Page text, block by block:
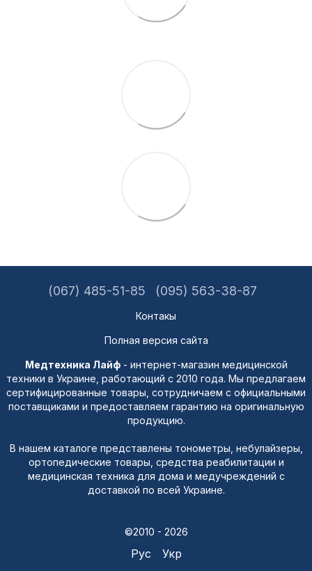
(067) 485-51-85 (095) 563-38-87
Контакы
Полная версия сайта
Медтехника Лайф- интернет-магазин медицинской
техники в Украине, работающий с 2010 года. Мы предлагаем
сертифицированные товары, сотрудничаем с официальными
поставщиками и предоставляем гарантию на оригинальную
продукцию.
В нашем каталоге представлены тонометры, небулайзеры,
ортопедические товары, средства реабилитации и
медицинская техника для дома и медучреждений с
доставкой по всей Украине.
©2010 - 2026
Рус Укр